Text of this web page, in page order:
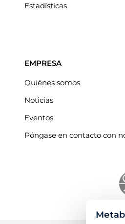
Estadísticas
EMPRESA
Quiénes somos
Noticias
Eventos
Póngase en contacto con